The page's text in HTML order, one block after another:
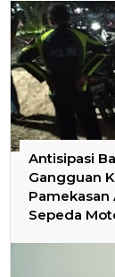
Antisipasi
Gangguan
Pamekasan
Sepeda